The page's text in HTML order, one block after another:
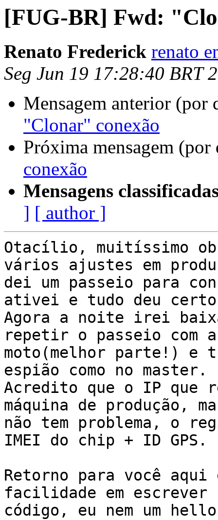
[FUG-BR] Fwd:
Renato Frederick renato
Seg Jun 19 17:28:40 BRT
Mensagem anterior (por
"Clonar" conexão
Próxima mensagem
conexão
Mensagens
] [ author ]
Otacílio, muitíssimo
vários ajustes em
dei um passeio para
ativei e tudo deu
Agora a noite irei
repetir o passeio com a
moto(melhor parte!) e
espião como no master.
Acredito que o IP que
máquina de produção,
não tem problema, o
IMEI do chip + ID GPS.
Retorno para você aqui
facilidade em escrever
código, eu nem um